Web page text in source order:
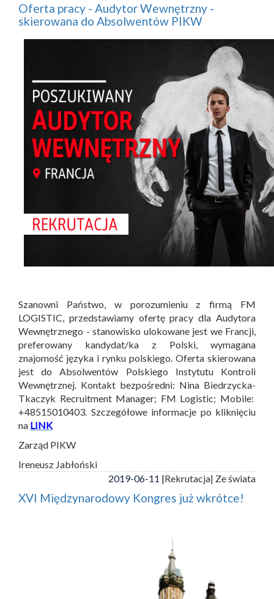
Oferta pracy - Audytor Wewnętrzny -
skierowana do Absolwentów PIKW
Szanowni Państwo, w porozumieniu z firmą FM
LOGISTIC, przedstawiamy ofertę pracy dla Audytora
Wewnętrznego - stanowisko ulokowane jest we Francji,
preferowany kandydat/ka z Polski, wymagana
znajomość języka i rynku polskiego. Oferta skierowana
jest do Absolwentów Polskiego Instytutu Kontroli
Wewnętrznej. Kontakt bezpośredni: Nina Biedrzycka-
Tkaczyk Recruitment Manager; FM Logistic; Mobile:
+48515010403. Szczegółowe informacje po kliknięciu
na LINK
Zarząd PIKW
Ireneusz Jabłoński
2019-06-11 |Rekrutacja| Ze świata
XVI Międzynarodowy Kongres już wkrótce!